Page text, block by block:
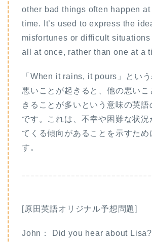
other bad things often happen at
time. It’s used to express the
misfortunes or difficult
all at once, rather than one at a
「When it rains, it pours」とい
悪いことが起きると、他の悪いこ
きることが多いという意味の英語
です。これは、不幸や困難な状況
てくる傾向があることを示すため
す。
[原田英語オリジナル予想問題]
John： Did you hear about